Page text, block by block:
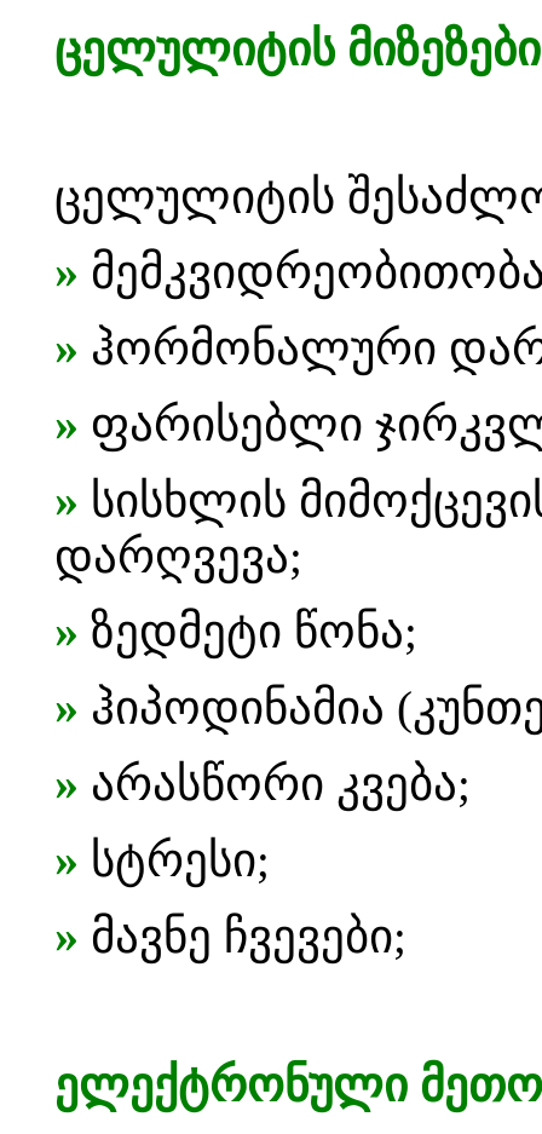
ცელულიტის მიზეზები
ცელულიტის შესაძლო
»
» ჰორმონალური
» ფარისებლი
» სისხლის
დარღვევა;
» ზედმეტი წონა;
» ჰიპოდინამია
» არასწორი კვება;
» სტრესი;
» მავნე ჩვევები;
ელექტრონული